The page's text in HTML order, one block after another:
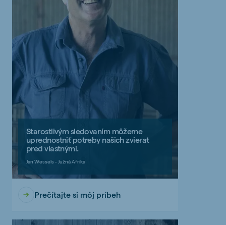
Starostlivým sledovaním môžeme
uprednostniť potreby našich zvierat
pred vlastnými.
Jan Wessels - Južná Afrika
Prečítajte si môj príbeh